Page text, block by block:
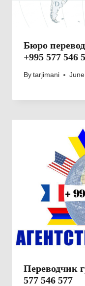
Бюро
+995 577 546
By tarjimani
Переводчик
577 546 577